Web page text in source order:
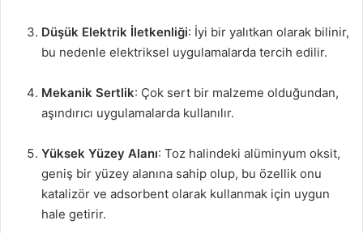
Düşük Elektrik İletkenliği: İyi bir yalıtkan olarak bilinir,
bu nedenle elektriksel uygulamalarda tercih edilir.
Mekanik Sertlik: Çok sert bir malzeme olduğundan,
aşındırıcı uygulamalarda kullanılır.
Yüksek Yüzey Alanı: Toz halindeki alüminyum oksit,
geniş bir yüzey alanına sahip olup, bu özellik onu
katalizör ve adsorbent olarak kullanmak için uygun
hale getirir.